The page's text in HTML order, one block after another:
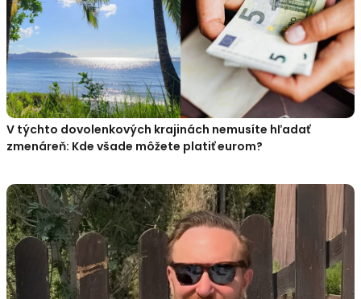
V týchto dovolenkových krajinách nemusíte hľadať
zmenáreň: Kde všade môžete platiť eurom?